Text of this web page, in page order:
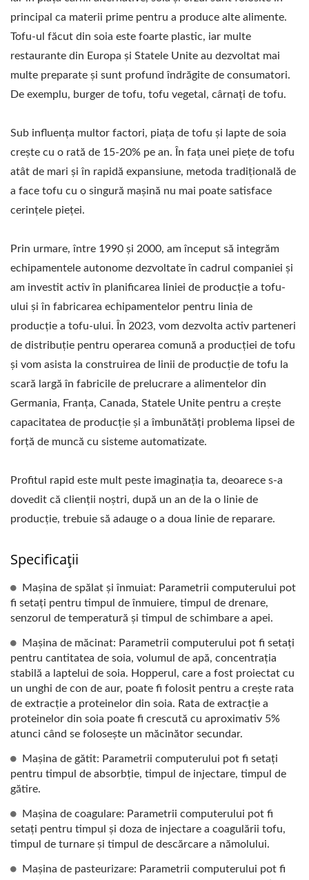
MAȘINĂ PENTRU
FABRICAREA TOFU,
PREȚ MAȘINĂ PENTRU
FABRICAREA TOFU,
TOFU, FABRICAREA
TOFU, ECHIPAMENTE
PENTRU FABRICAREA
PRODUCȚIE DE TOFU,
UZINA DE PRODUCȚIE
DE TOFU,
ECHIPAMENTE PENTRU
PRODUCȚIA DE TOFU,
FABRICĂ DE PRODUCȚIE
DE TOFU, LINIE DE
PRODUCȚIE DE TOFU,
PREȚ LINIE DE
PRODUCȚIE DE TOFU,
DE CARNE VEGANĂ,
LINIA DE PRODUCȚIE A
CĂRNII VEGANE, MAȘINI
ȘI ECHIPAMENTE
PENTRU TOFU
VEGETAL, MAȘINĂ DE
MÂNCARE / LIDER AL
MAȘINILOR AUTOMATE
DE FABRICARE A TOFU-
ULUI ȘI LAPTELUI DE
SOIA CU O PRIORITATE
DE TOP ÎN SIGURANȚA
principal ca materii prime pentru a produce alte alimente.
Tofu-ul făcut din soia este foarte plastic, iar multe
restaurante din Europa și Statele Unite au dezvoltat mai
multe preparate și sunt profund îndrăgite de consumatori.
De exemplu, burger de tofu, tofu vegetal, cârnați de tofu.
Sub influența multor factori, piața de tofu și lapte de soia
crește cu o rată de 15-20% pe an. În fața unei piețe de tofu
atât de mari și în rapidă expansiune, metoda tradițională de
a face tofu cu o singură mașină nu mai poate satisface
cerințele pieței.
Prin urmare, între 1990 și 2000, am început să integrăm
echipamentele autonome dezvoltate în cadrul companiei și
am investit activ în planificarea liniei de producție a tofu-
ului și în fabricarea echipamentelor pentru linia de
producție a tofu-ului. În 2023, vom dezvolta activ parteneri
de distribuție pentru operarea comună a producției de tofu
și vom asista la construirea de linii de producție de tofu la
scară largă în fabricile de prelucrare a alimentelor din
Germania, Franța, Canada, Statele Unite pentru a crește
capacitatea de producție și a îmbunătăți problema lipsei de
forță de muncă cu sisteme automatizate.
Profitul rapid este mult peste imaginația ta, deoarece s-a
dovedit că clienții noștri, după un an de la o linie de
producție, trebuie să adauge o a doua linie de reparare.
Specificații
Mașina de spălat și înmuiat: Parametrii computerului pot
fi setați pentru timpul de înmuiere, timpul de drenare,
senzorul de temperatură și timpul de schimbare a apei.
Mașina de măcinat: Parametrii computerului pot fi setați
pentru cantitatea de soia, volumul de apă, concentrația
stabilă a laptelui de soia. Hopperul, care a fost proiectat cu
un unghi de con de aur, poate fi folosit pentru a crește rata
de extracție a proteinelor din soia. Rata de extracție a
proteinelor din soia poate fi crescută cu aproximativ 5%
atunci când se folosește un măcinător secundar.
Mașina de gătit: Parametrii computerului pot fi setați
pentru timpul de absorbție, timpul de injectare, timpul de
gătire.
Mașina de coagulare: Parametrii computerului pot fi
setați pentru timpul și doza de injectare a coagulării tofu,
timpul de turnare și timpul de descărcare a nămolului.
Mașina de pasteurizare: Parametrii computerului pot fi